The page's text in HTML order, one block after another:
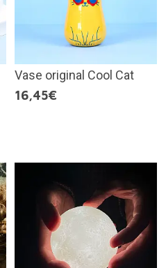
Vase original Cool Cat
16,45€